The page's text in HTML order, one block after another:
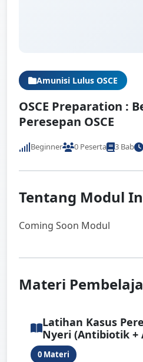
Amunisi Lulus OSCE
OSCE Preparation :
Peresepan OSCE
Beginner 0 Peserta 3 Bab
Tentang Modul
Coming Soon Modul
Materi
Latihan Kasus
Nyeri (Antibiotik +
0 Materi